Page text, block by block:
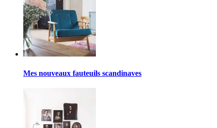
Mes nouveaux fauteuils scandinaves